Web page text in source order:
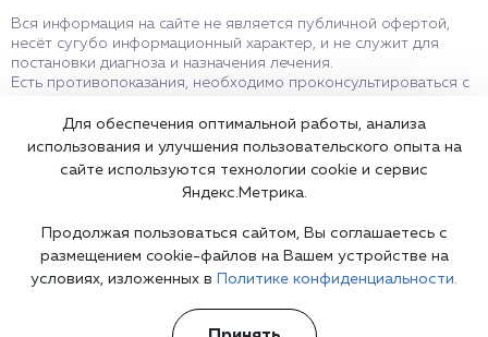
Вся информация на сайте не является публичной офертой,
несёт сугубо информационный характер, и не служит для
постановки диагноза и назначения лечения.
Есть противопоказания, необходимо проконсультироваться с
мессенджерам и в соцсетях носят исключительно
информационный характер и не являются медицинскими
услугами.
Оставаясь на сайте вы соглашаетесь на использование cookies.
Карта сайта
Для обеспечения оптимальной работы, анализа
использования и улучшения пользовательского опыта на
сайте используются технологии cookie и сервис
Яндекс.Метрика.
Продолжая пользоваться сайтом, Вы соглашаетесь с
размещением cookie-файлов на Вашем устройстве на
условиях, изложенных в
Политике конфиденциальности.